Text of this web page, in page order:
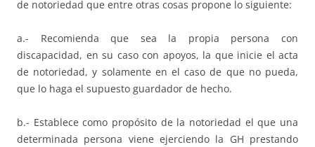
de notoriedad que entre otras cosas propone lo siguiente:
a.- Recomienda que sea la propia persona con
discapacidad, en su caso con apoyos, la que inicie el acta
de notoriedad, y solamente en el caso de que no pueda,
que lo haga el supuesto guardador de hecho.
b.- Establece como propósito de la notoriedad el que una
determinada persona viene ejerciendo la GH prestando